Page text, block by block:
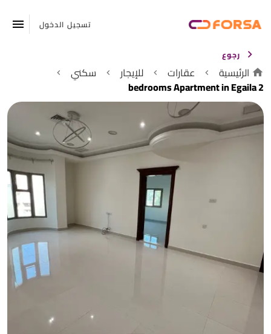
تسجيل الدخول
رجوع
الرئيسية عقارات للإيجار
سكني
2 bedrooms Apartment in Egaila